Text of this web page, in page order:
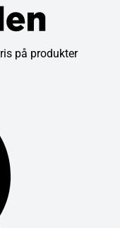
på produkter